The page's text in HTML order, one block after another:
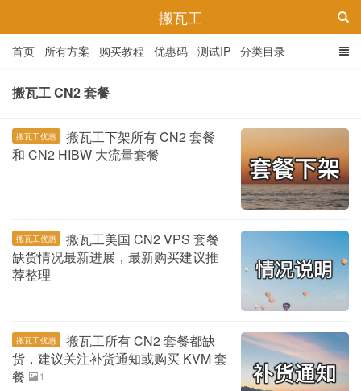
搬瓦工
首页 所有方案 购买教程 优惠码 测试IP 分类目录
搬瓦工 CN2 套餐
搬瓦工优惠
搬瓦工下架所有 CN2 套餐
和 CN2 HIBW 大流量套餐
搬瓦工优惠
搬瓦工美国 CN2 VPS 套餐
缺货情况最新进展，最新购买建议推
荐整理
搬瓦工优惠
搬瓦工所有 CN2 套餐都缺
货，建议关注补货通知或购买 KVM 套
餐
1